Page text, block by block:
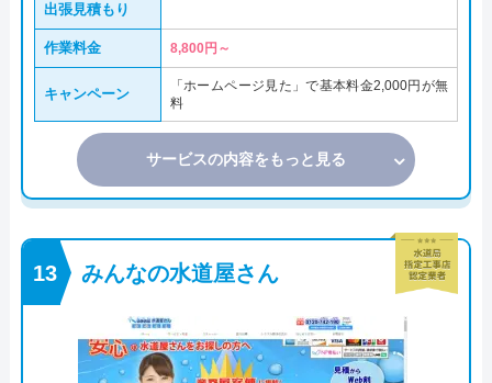
出張見積もり
作業料金 8,800円～
キャンペーン
「ホームページ見た」で基本料金2,000円が無
料
サービスの内容をもっと見る
みんなの水道屋さん